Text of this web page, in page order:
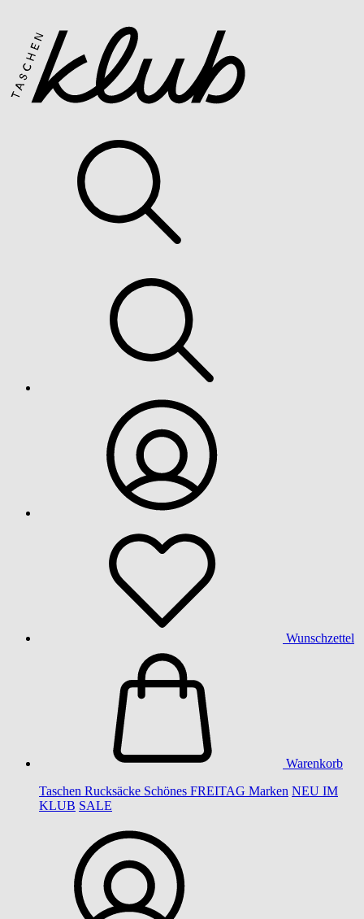
Wunschzettel
Warenkorb
Taschen Rucksäcke Schönes FREITAG Marken NEU IM
KLUB SALE